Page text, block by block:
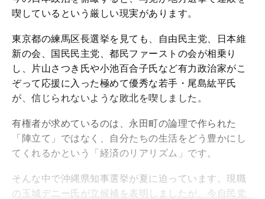
喫しているという厳しい現実があります。
東京都の練馬区長選挙を見ても、自由民主党、日本維
新の会、国民民主党、都民ファーストの会が相乗り
し、片山さつき氏や小池百合子氏など有力政治家がこ
ぞって応援に入った極めて優秀な若手・尾島紘平氏
が、信じられないような敗北を喫しました。
有権者が求めているのは、永田町の論理で作られた
「陣立て」ではなく、自分たちの生活をどう豊かにし
てくれるかという「経済のリアリズム」です。
そんな中で沖縄県知事選挙が夏に迫っています。現職
の玉城デニー氏が立候補を表明しましたが、今自民党